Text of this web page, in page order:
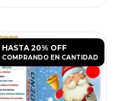
HASTA 20% OFF
COMPRANDO EN CANTIDAD